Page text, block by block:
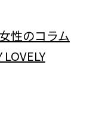
性のコラム